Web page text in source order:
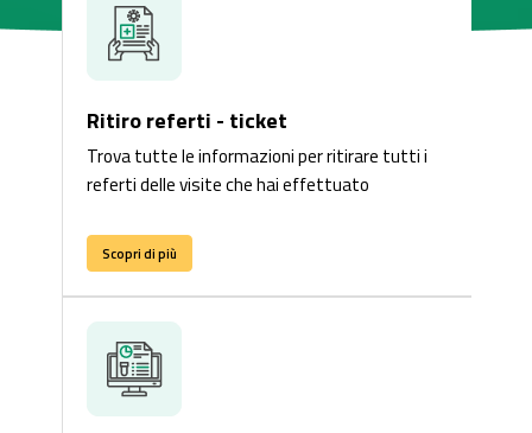
Ritiro referti - ticket
Trova tutte le informazioni per ritirare tutti i
referti delle visite che hai effettuato
Scopri di più